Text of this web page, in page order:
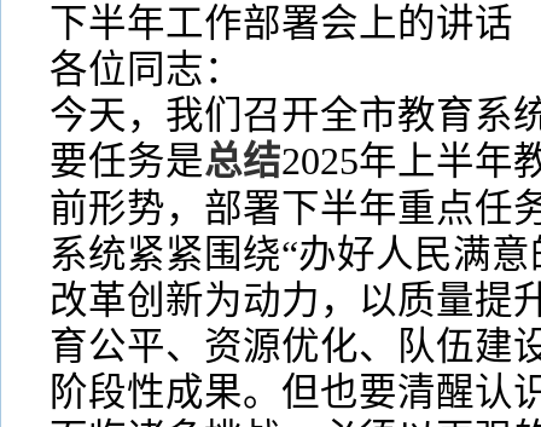
下半年工作部署会上的讲话
各位同志：
今天，我们召开全市教育系
要任务是总结2025年上半年
前形势，部署下半年重点任
系统紧紧围绕“办好人民满
改革创新为动力，以质量提
育公平、资源优化、队伍建
阶段性成果。但也要清醒认